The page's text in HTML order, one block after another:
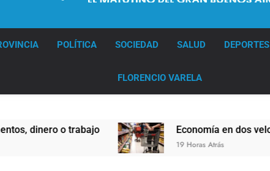
POLÍTICA SOCIEDAD SALUD DEPORTES
FLORENCIO VARELA
Economía en dos velocidades
19 Horas Atrás